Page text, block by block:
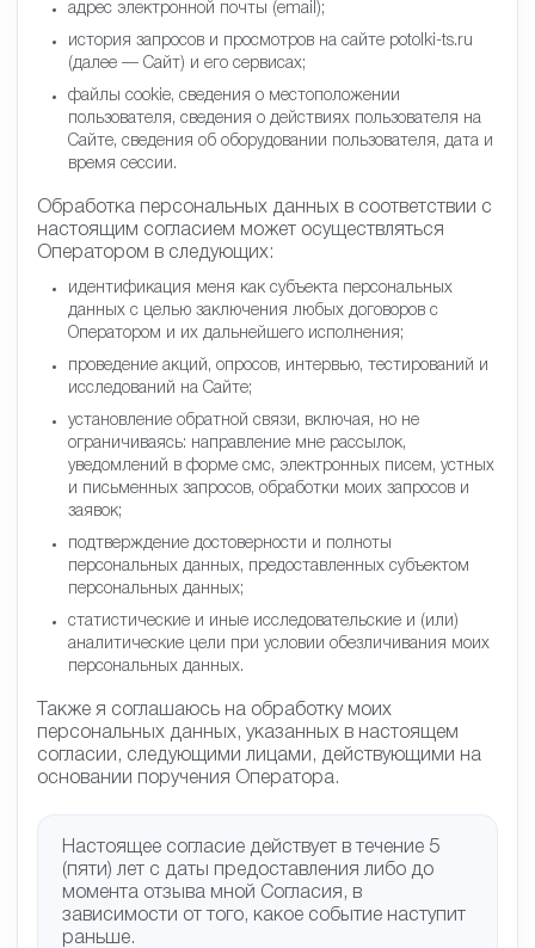
адрес электронной почты (email);
история запросов и просмотров на сайте potolki-ts.ru
(далее — Сайт) и его сервисах;
файлы cookie, сведения о местоположении
пользователя, сведения о действиях пользователя на
Сайте, сведения об оборудовании пользователя, дата и
время сессии.
Обработка персональных данных в соответствии с
настоящим согласием может осуществляться
Оператором в следующих:
идентификация меня как субъекта персональных
данных с целью заключения любых договоров с
Оператором и их дальнейшего исполнения;
проведение акций, опросов, интервью, тестирований и
исследований на Сайте;
установление обратной связи, включая, но не
ограничиваясь: направление мне рассылок,
уведомлений в форме смс, электронных писем, устных
и письменных запросов, обработки моих запросов и
заявок;
подтверждение достоверности и полноты
персональных данных, предоставленных субъектом
персональных данных;
статистические и иные исследовательские и (или)
аналитические цели при условии обезличивания моих
персональных данных.
Также я соглашаюсь на обработку моих
персональных данных, указанных в настоящем
согласии, следующими лицами, действующими на
основании поручения Оператора.
Настоящее согласие действует в течение 5
(пяти) лет с даты предоставления либо до
момента отзыва мной Согласия, в
зависимости от того, какое событие наступит
раньше.